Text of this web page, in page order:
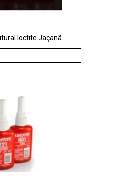
loctite Jaçanã